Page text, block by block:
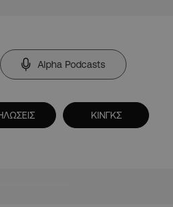
Alpha Podcasts
ΚΙΝΓΚΣ